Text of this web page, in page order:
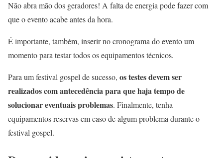
Não abra mão dos geradores! A falta de energia pode fazer com
que o evento acabe antes da hora.
É importante, também, inserir no cronograma do evento um
momento para testar todos os equipamentos técnicos.
Para um festival gospel de sucesso, os testes devem ser
realizados com antecedência para que haja tempo de
solucionar eventuais problemas. Finalmente, tenha
equipamentos reservas em caso de algum problema durante o
festival gospel.